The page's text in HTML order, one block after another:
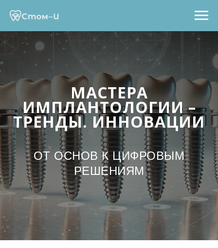
МАСТЕРА
ИМПЛАНТОЛОГИИ –
ТРЕНДЫ. ИННОВАЦИИ
ОТ ОСНОВ К ЦИФРОВЫМ
РЕШЕНИЯМ